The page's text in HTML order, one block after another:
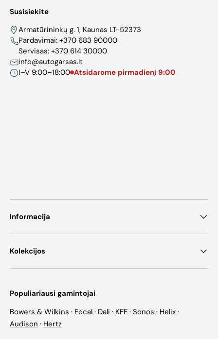
Susisiekite
Armatūrininkų g. 1, Kaunas LT-52373
Pardavimai: +370 683 90000
Servisas: +370 614 30000
info@autogarsas.lt
I–V 9:00–18:00 Atsidarome pirmadienį 9:00
Informacija
Kolekcijos
Populiariausi gamintojai
Bowers & Wilkins · Focal · Dali · KEF · Sonos · Helix ·
Audison · Hertz